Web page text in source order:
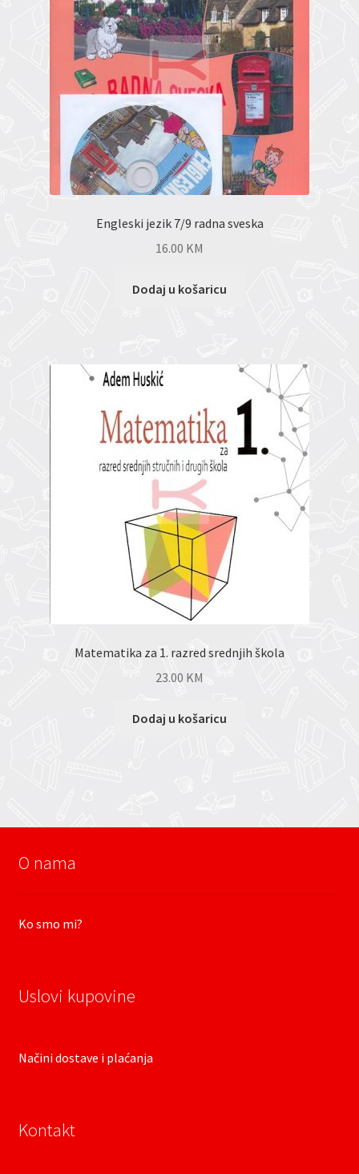
Engleski jezik 7/9 radna sveska
16.00 KM
Dodaj u košaricu
Matematika za 1. razred srednjih škola
23.00 KM
Dodaj u košaricu
O nama
Ko smo mi?
Uslovi kupovine
Načini dostave i plaćanja
Kontakt